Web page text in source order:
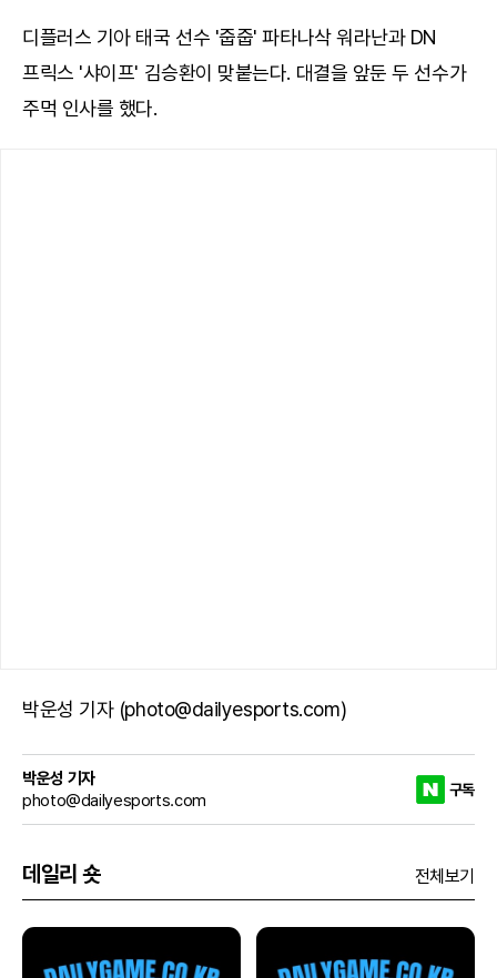
디플러스 기아 태국 선수 '줍줍' 파타나삭 워라난과 DN
프릭스 '샤이프' 김승환이 맞붙는다. 대결을 앞둔 두 선수가
주먹 인사를 했다.
박운성 기자 (photo@dailyesports.com)
박운성 기자
photo@dailyesports.com
구독
데일리 숏 전체보기